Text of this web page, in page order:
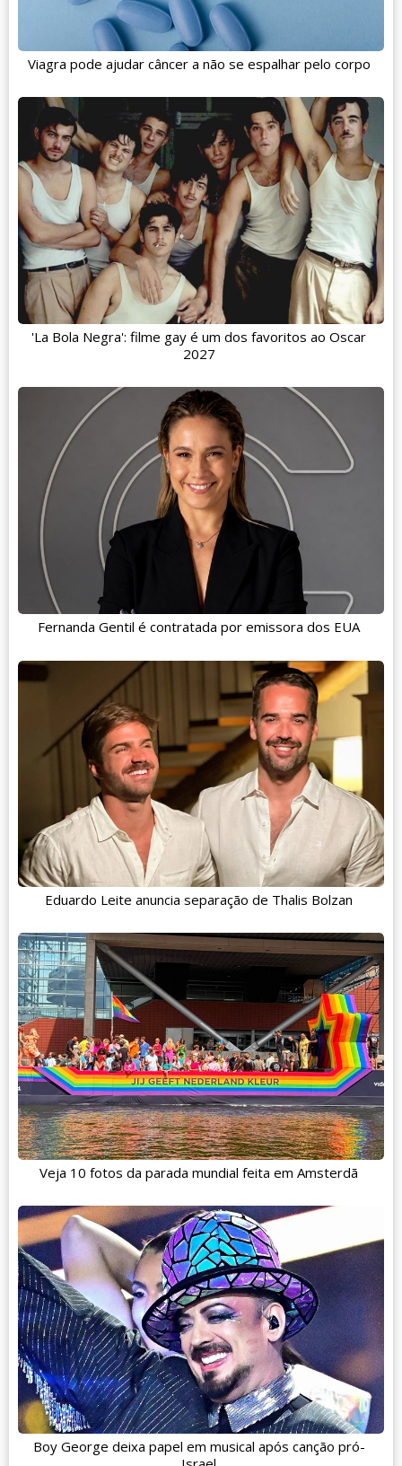
Viagra pode ajudar câncer a não se espalhar pelo corpo
'La Bola Negra': filme gay é um dos favoritos ao Oscar
2027
Fernanda Gentil é contratada por emissora dos EUA
Eduardo Leite anuncia separação de Thalis Bolzan
Veja 10 fotos da parada mundial feita em Amsterdã
Boy George deixa papel em musical após canção pró-